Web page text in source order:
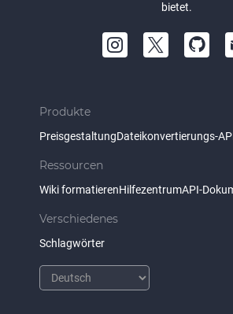
bietet.
Produkte
PreisgestaltungDateikonvertierungs-
Ressourcen
Wiki formatierenHilfezentrumAPI-
Verschiedenes
Schlagwörter